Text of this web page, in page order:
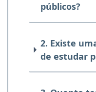
públicos?
2. Existe
de estudar